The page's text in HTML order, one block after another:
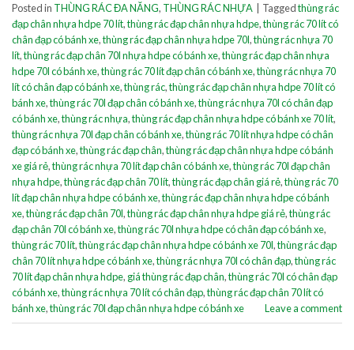
Posted in THÙNG RÁC ĐA NĂNG, THÙNG RÁC NHỰA Taggedthùng rác
đạp chân nhựa hdpe 70 lít,thùng rác đạp chân nhựa hdpe,thùng rác 70 lít có
chân đạp có bánh xe,thùng rác đạp chân nhựa hdpe 70l,thùng rác nhựa 70
lít,thùng rác đạp chân 70l nhựa hdpe có bánh xe,thùng rác đạp chân nhựa
hdpe 70l có bánh xe,thùng rác 70 lít đạp chân có bánh xe,thùng rác nhựa 70
lít có chân đạp có bánh xe,thùng rác,thùng rác đạp chân nhựa hdpe 70 lít có
bánh xe,thùng rác 70l đạp chân có bánh xe,thùng rác nhựa 70l có chân đạp
có bánh xe,thùng rác nhựa,thùng rác đạp chân nhựa hdpe có bánh xe 70 lít,
thùng rác nhựa 70l đạp chân có bánh xe,thùng rác 70 lít nhựa hdpe có chân
đạp có bánh xe,thùng rác đạp chân,thùng rác đạp chân nhựa hdpe có bánh
xe giá rẻ,thùng rác nhựa 70 lít đạp chân có bánh xe,thùng rác 70l đạp chân
nhựa hdpe,thùng rác đạp chân 70 lít,thùng rác đạp chân giá rẻ,thùng rác 70
lít đạp chân nhựa hdpe có bánh xe,thùng rác đạp chân nhựa hdpe có bánh
xe,thùng rác đạp chân 70l,thùng rác đạp chân nhựa hdpe giá rẻ,thùng rác
đạp chân 70l có bánh xe,thùng rác 70l nhựa hdpe có chân đạp có bánh xe,
thùng rác 70 lít,thùng rác đạp chân nhựa hdpe có bánh xe 70l,thùng rác đạp
chân 70 lít nhựa hdpe có bánh xe,thùng rác nhựa 70l có chân đạp,thùng rác
70 lít đạp chân nhựa hdpe, giá thùng rác đạp chân,thùng rác 70l có chân đạp
có bánh xe,thùng rác nhựa 70 lít có chân đạp,thùng rác đạp chân 70 lít có
bánh xe,thùng rác 70l đạp chân nhựa hdpe có bánh xe Leave a comment